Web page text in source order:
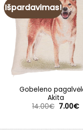
Išpardavimas!
Gobeleno
Akita
14.00€ Original
7.00€